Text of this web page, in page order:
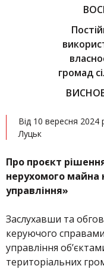
громад
Від 10 вересня
Луцьк
Про проєкт
нерухомого майна
управління»
Заслухавши та
керуючого
управління
територіальних